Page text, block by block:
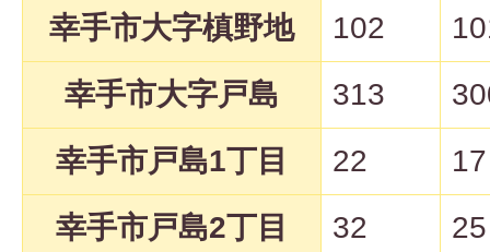
幸手市大字槙野地
102
幸手市大字戸島
313
幸手市戸島1丁目
22
17
幸手市戸島2丁目
32
25